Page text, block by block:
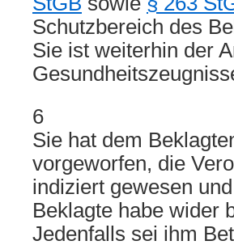
Schutzbereich des
Sie ist weiterhin der
6
Sie hat dem
vorgeworfen, die
indiziert gewesen
Beklagte habe wider
Jedenfalls sei ihm